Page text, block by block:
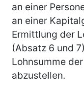
an einer
an einer
Ermittlung der
(Absatz 6 und
Lohnsumme
abzustellen.